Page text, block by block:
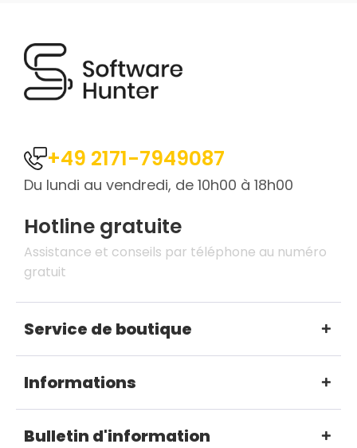
+49 2171-7949087
Du lundi au vendredi, de 10h00 à 18h00
Hotline gratuite
Assistance et conseils par téléphone au numéro
gratuit
Service de boutique
Informations
Bulletin d'information